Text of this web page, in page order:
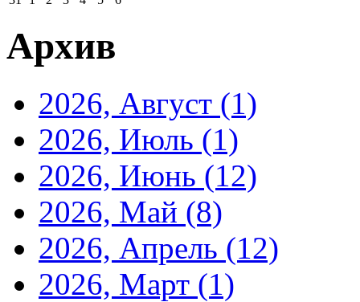
Архив
2026, Август (1)
2026, Июль (1)
2026, Июнь (12)
2026, Май (8)
2026, Апрель (12)
2026, Март (1)